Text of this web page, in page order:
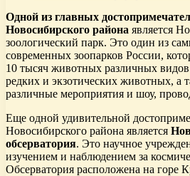
Одной из главных
Новосибирского района является
зоологический парк. Это один из
современных зоопарков России,
10 тысяч животных различных
редких и экзотических животных, а
различные мероприятия и шоу,
Еще одной удивительной
Новосибирского района является
обсерватория. Это научное
изучением и наблюдением за
Обсерватория расположена на горе